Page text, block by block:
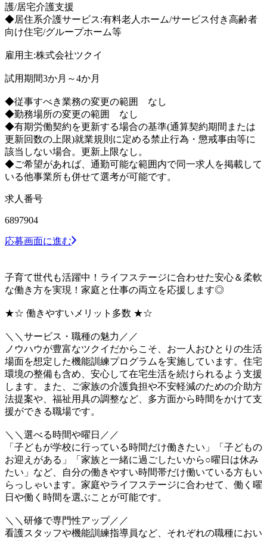
護/居宅介護支援
◆居住系介護サービス:有料老人ホーム/サービス付き高齢者
向け住宅/グループホーム等
雇用主:株式会社ツクイ
試用期間3か月～4か月
◆従事すべき業務の変更の範囲 なし
◆勤務場所の変更の範囲 なし
◆有期労働契約を更新する場合の基準(通算契約期間または
更新回数の上限)就業規則に定める禁止行為・懲戒事由等に
該当しない場合。更新上限なし。
◆ご希望があれば、通勤可能な範囲内で同一求人を掲載して
いる他事業所も併せて選考が可能です。
求人番号
6897904
応募画面に進む
子育て世代も活躍中！ライフステージに合わせた安心＆柔軟
な働き方を実現！家庭と仕事の両立を応援します◎
★☆ 働きやすいメリット多数 ★☆
＼＼サービス・職種の魅力／／
ノウハウが豊富なツクイだからこそ、お一人おひとりの生活
場面を想定した機能訓練プログラムを実施しています。住宅
環境の整備も含め、安心して在宅生活を続けられるよう支援
します。また、ご家族の介護負担や不安軽減のための介助方
法提案や、福祉用具の調整など、多方面から時間をかけて支
援ができる職場です。
＼＼選べる時間や曜日／／
「子どもが学校に行っている時間だけ働きたい」「子どもの
お迎えがある」「家族と一緒に過ごしたいから○曜日は休み
たい」など、自分の働きやすい時間帯だけ働いている方もい
らっしゃいます。家庭やライフステージに合わせて、働く曜
日や働く時間を選ぶことが可能です。
＼＼研修で専門性アップ／／
看護スタッフや機能訓練指導員など、それぞれの職種におい